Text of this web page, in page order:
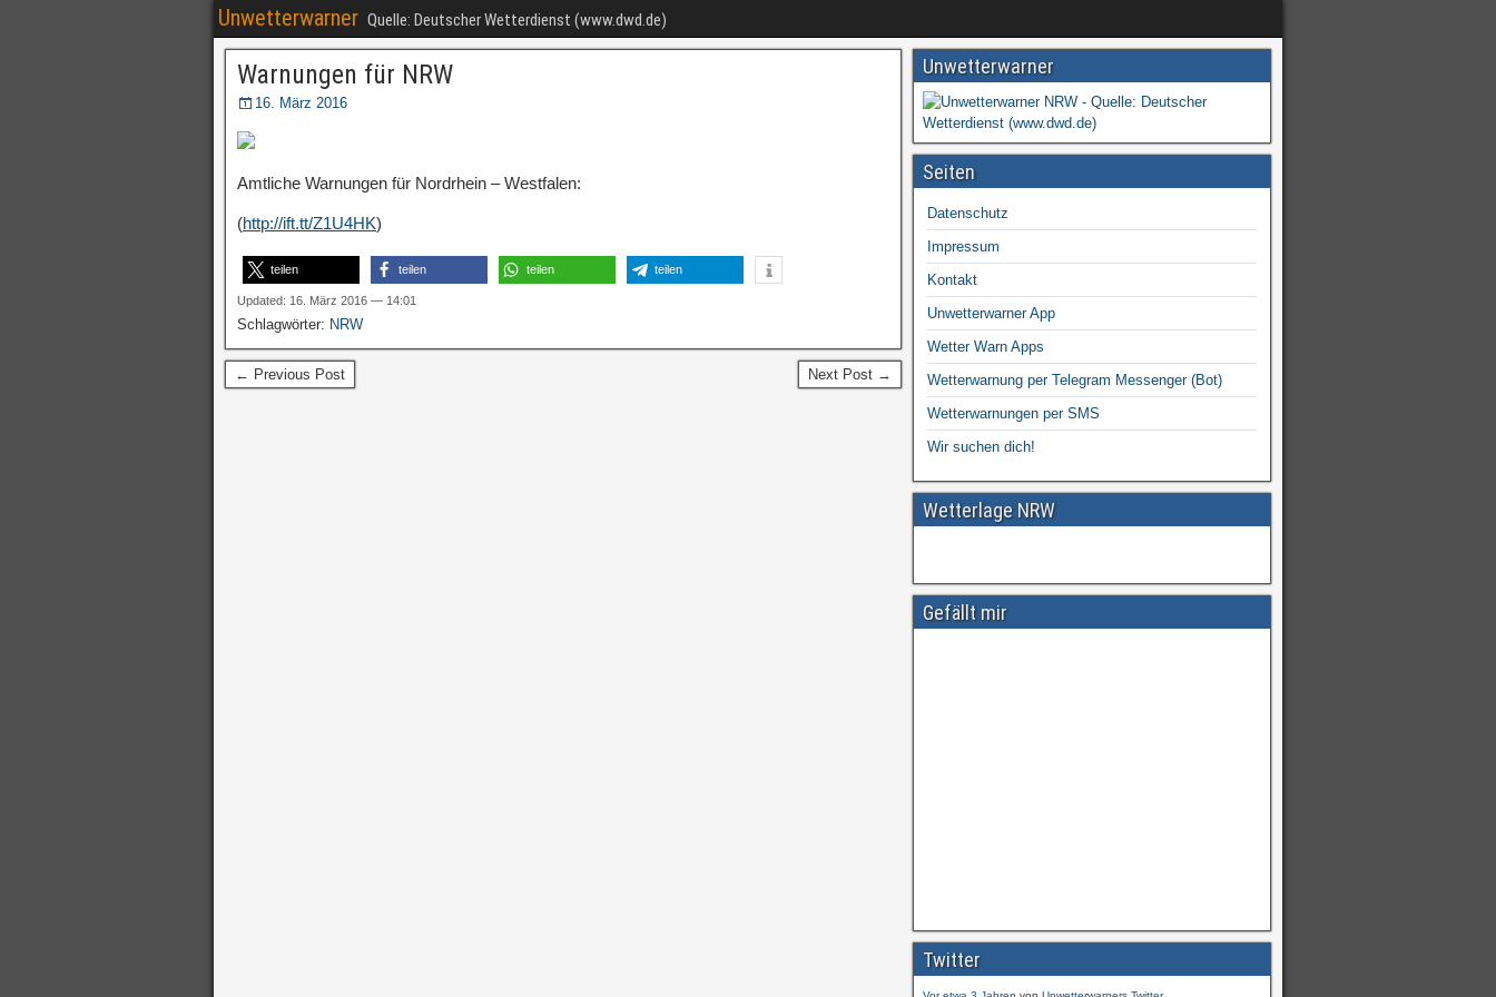
Unwetterwarner Quelle: Deutscher Wetterdienst (www.dwd.de)
Warnungen für NRW
16. März 2016
Amtliche Warnungen für Nordrhein – Westfalen:
(http://ift.tt/Z1U4HK)
teilen teilen teilen teilen
Updated: 16. März 2016 — 14:01
Schlagwörter: NRW
← Previous Post Next Post →
Unwetterwarner
Seiten
Datenschutz
Impressum
Kontakt
Unwetterwarner App
Wetter Warn Apps
Wetterwarnung per Telegram Messenger (Bot)
Wetterwarnungen per SMS
Wir suchen dich!
Wetterlage NRW
Gefällt mir
Twitter
ift.tt/wdhtnmI pic.twitter.com/cmFX…
Vor etwa 3 Jahren